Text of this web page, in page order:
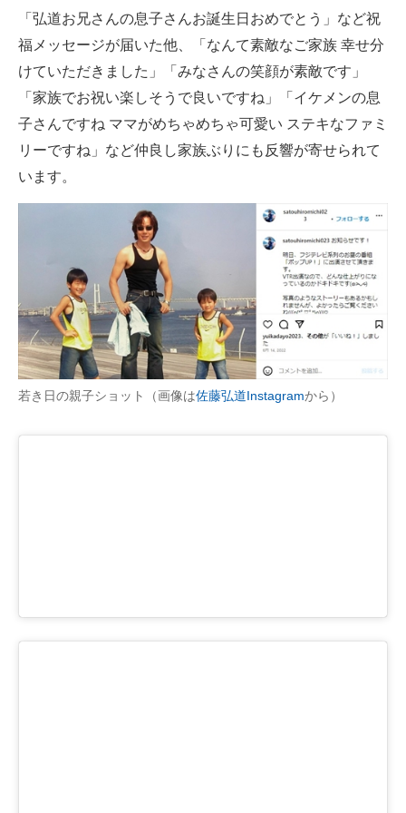
「弘道お兄さんの息子さんお誕生日おめでとう」など祝
福メッセージが届いた他、「なんて素敵なご家族 幸せ分
けていただきました」「みなさんの笑顔が素敵です」
「家族でお祝い楽しそうで良いですね」「イケメンの息
子さんですね ママがめちゃめちゃ可愛い ステキなファミ
リーですね」など仲良し家族ぶりにも反響が寄せられて
います。
若き日の親子ショット（画像は佐藤弘道Instagramから）